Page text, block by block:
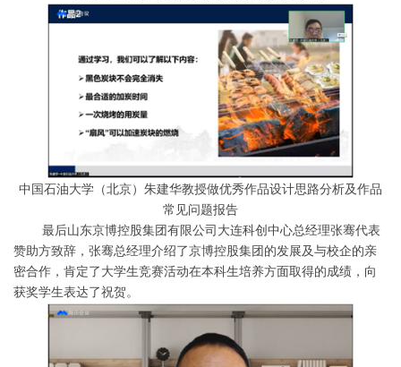
中国石油大学（北京）朱建华教授做优秀作品设计思路分析及作品
常见问题报告
最后山东京博控股集团有限公司大连科创中心总经理张骞代表
赞助方致辞，张骞总经理介绍了京博控股集团的发展及与校企的亲
密合作，肯定了大学生竞赛活动在本科生培养方面取得的成绩，向
获奖学生表达了祝贺。